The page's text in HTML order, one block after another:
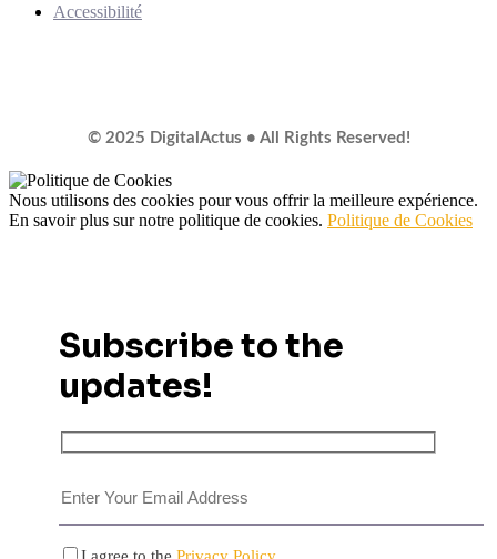
Accessibilité
© 2025 DigitalActus • All Rights Reserved!
Nous utilisons des cookies pour vous offrir la meilleure expérience.
En savoir plus sur notre politique de cookies. Politique de Cookies
Subscribe to the
updates!
I agree to the Privacy Policy